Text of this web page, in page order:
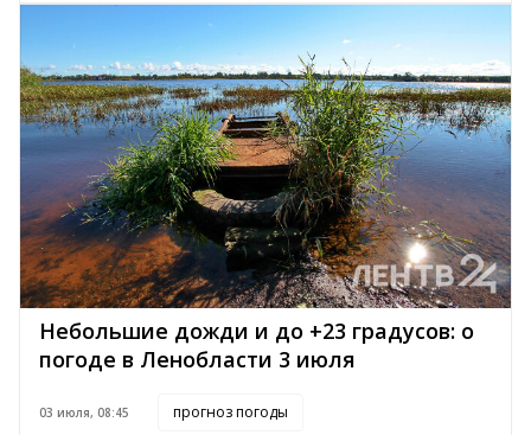
Небольшие дожди и до +23 градусов: о
погоде в Ленобласти 3 июля
03 июля, 08:45 прогноз погоды